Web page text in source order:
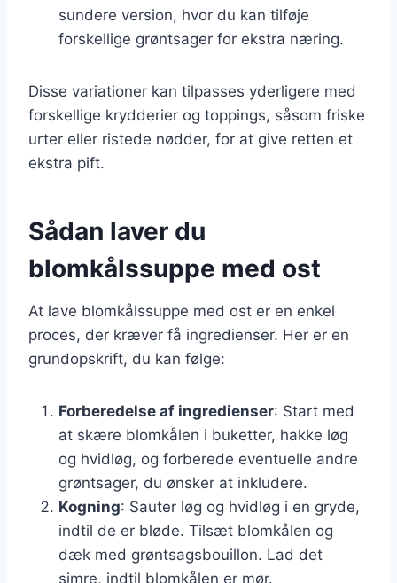
sundere version, hvor du kan tilføje
forskellige grøntsager for ekstra næring.
Disse variationer kan tilpasses yderligere med
forskellige krydderier og toppings, såsom friske
urter eller ristede nødder, for at give retten et
ekstra pift.
Sådan laver du
blomkålssuppe med ost
At lave blomkålssuppe med ost er en enkel
proces, der kræver få ingredienser. Her er en
grundopskrift, du kan følge:
Forberedelse af ingredienser: Start med
at skære blomkålen i buketter, hakke løg
og hvidløg, og forberede eventuelle andre
grøntsager, du ønsker at inkludere.
Kogning: Sauter løg og hvidløg i en gryde,
indtil de er bløde. Tilsæt blomkålen og
dæk med grøntsagsbouillon. Lad det
simre, indtil blomkålen er mør.